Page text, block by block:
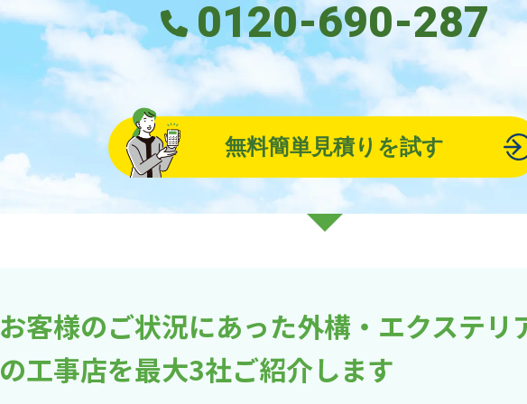
0120-690-287
無料簡単見積りを試す
お客様のご状況にあった外構・エクステリ
の工事店を最大3社ご紹介します